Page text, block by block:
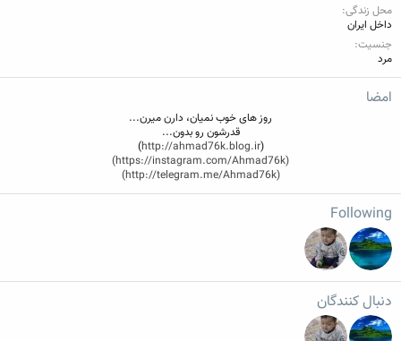
محل زندگی
داخل ایران
جنسیت
مرد
امضا
روز های خوب نمیان، دارن میرن...
قدرشون رو بدون...
(
http://ahmad76k.blog.ir
)
(https://instagram.com/Ahmad76k)
(http://telegram.me/Ahmad76k)
Following
دنبال کنندگان